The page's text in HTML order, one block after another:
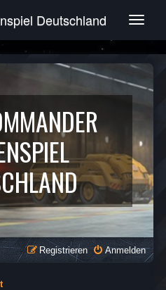
T
g
e
v
g
a
t
i
o
n
Deutschland
Anmelden
Registrieren